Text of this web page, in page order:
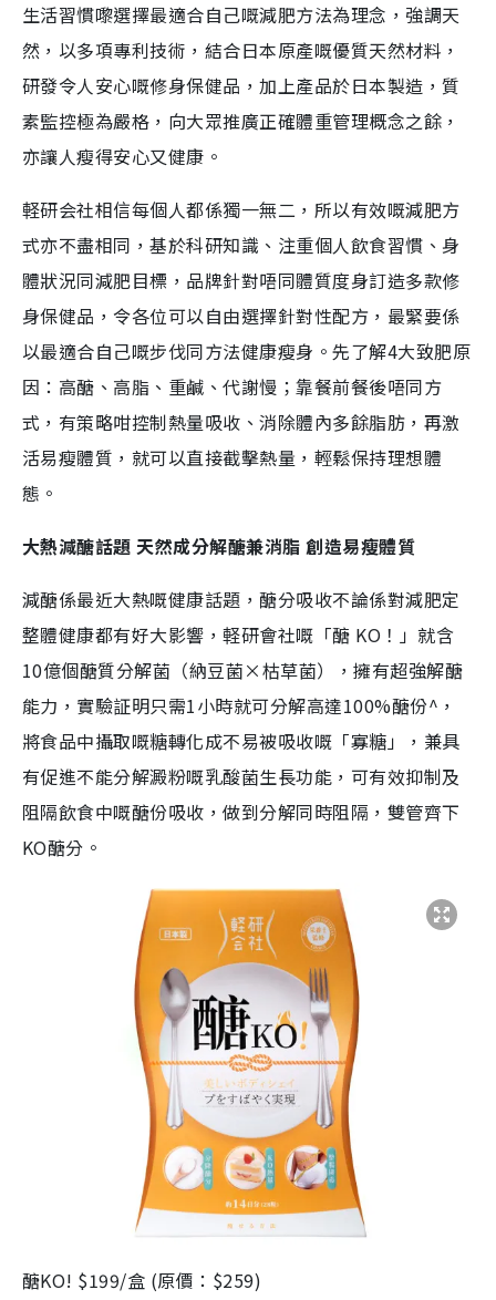
生活習慣嚟選擇最適合自己嘅減肥方法為理念，強調天
然，以多項專利技術，結合日本原產嘅優質天然材料，
研發令人安心嘅修身保健品，加上產品於日本製造，質
素監控極為嚴格，向大眾推廣正確體重管理概念之餘，
亦讓人瘦得安心又健康。
軽研会社相信每個人都係獨一無二，所以有效嘅減肥方
式亦不盡相同，基於科研知識、注重個人飲食習慣、身
體狀況同減肥目標，品牌針對唔同體質度身訂造多款修
身保健品，令各位可以自由選擇針對性配方，最緊要係
以最適合自己嘅步伐同方法健康瘦身。先了解4大致肥原
因：高醣、高脂、重鹹、代謝慢；靠餐前餐後唔同方
式，有策略咁控制熱量吸收、消除體內多餘脂肪，再激
活易瘦體質，就可以直接截擊熱量，輕鬆保持理想體
態。
大熱減醣話題 天然成分解醣兼消脂 創造易瘦體質
減醣係最近大熱嘅健康話題，醣分吸收不論係對減肥定
整體健康都有好大影響，軽研會社嘅「醣 KO！」就含
10億個醣質分解菌（納豆菌×枯草菌），擁有超強解醣
能力，實驗証明只需1小時就可分解高達100%醣份^，
將食品中攝取嘅糖轉化成不易被吸收嘅「寡糖」，兼具
有促進不能分解澱粉嘅乳酸菌生長功能，可有效抑制及
阻隔飲食中嘅醣份吸收，做到分解同時阻隔，雙管齊下
KO醣分。
醣KO! $199/盒 (原價：$259)